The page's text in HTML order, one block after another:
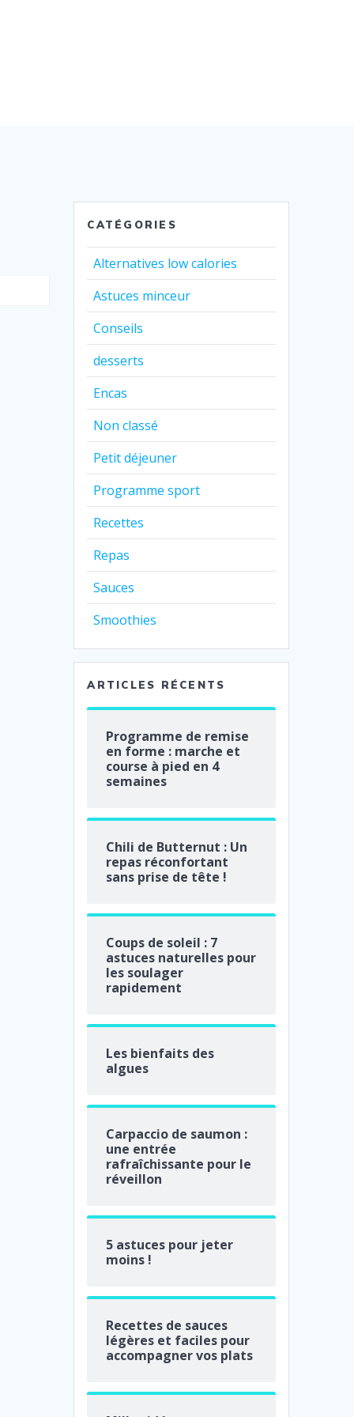
CATÉGORIES
Alternatives low calories
Astuces minceur
Conseils
desserts
Encas
Non classé
Petit déjeuner
Programme sport
Recettes
Repas
Sauces
Smoothies
ARTICLES RÉCENTS
Programme de remise
en forme : marche et
course à pied en 4
semaines
Chili de Butternut : Un
repas réconfortant
sans prise de tête !
Coups de soleil : 7
astuces naturelles pour
les soulager
rapidement
Les bienfaits des
algues
Carpaccio de saumon :
une entrée
rafraîchissante pour le
réveillon
5 astuces pour jeter
moins !
Recettes de sauces
légères et faciles pour
accompagner vos plats